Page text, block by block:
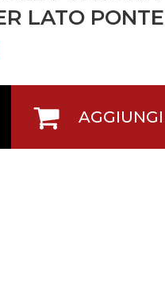
LATO PONTE